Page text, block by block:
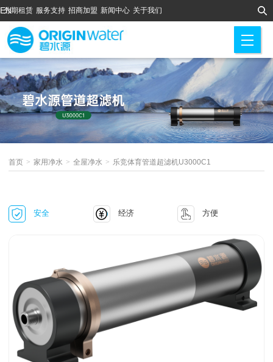
EN
分期租赁 服务支持 招商加盟 新闻中心 关于我们
首页 > 家用净水 > 全屋净水 > 乐竞体育管道超滤机U3000C1
安全 经济 方便